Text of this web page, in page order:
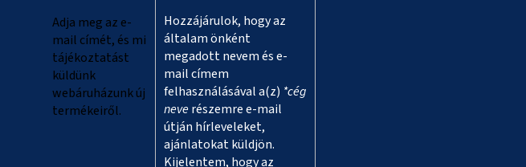
Adja meg az e-
mail címét, és mi
tájékoztatást
küldünk
webáruházunk új
termékeiről.
Hozzájárulok, hogy az
általam önként
megadott nevem és e-
mail címem
felhasználásával a(z) *cég
neverészemre e-mail
útján hírleveleket,
ajánlatokat küldjön.
Kijelentem, hogy az